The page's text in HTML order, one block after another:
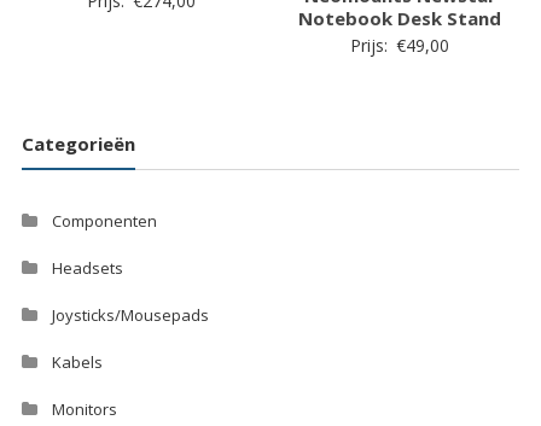
Notebook Desk Stand
Prijs: €49,00
Categorieën
Componenten
Headsets
Joysticks/Mousepads
Kabels
Monitors